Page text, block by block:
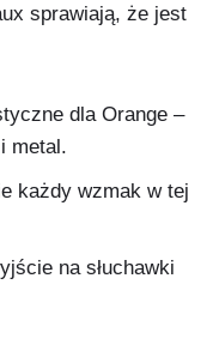
sprawiają, że jest
dla Orange –
metal.
każdy wzmak w tej
na słuchawki